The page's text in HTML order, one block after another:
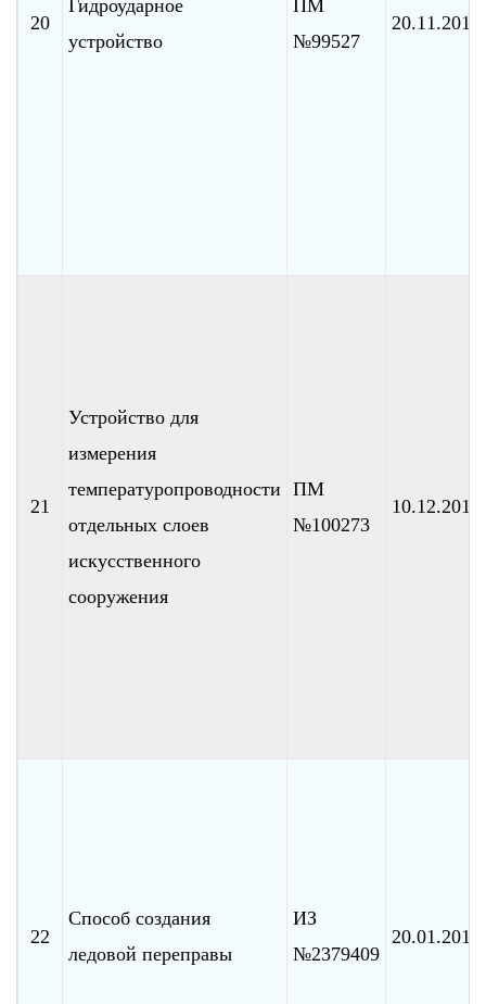
20
Гидроударное
устройство
ПМ
№99527
20.11.2010
21
Устройство для
измерения
температуропроводности
отдельных слоев
искусственного
сооружения
ПМ
№100273
10.12.2010
22
Способ создания
ледовой переправы
ИЗ
№2379409
20.01.2010